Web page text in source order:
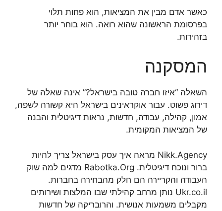
כאשר אדם מבין את המציאות, הוא פחות תלוי
בפרסומת הראשונה שהוא רואה. הוא בוחר יותר
בזהירות.
המסקנה
השאלה “איזו חברה טובה בישראל?” אינה שאלה של
דירוג פשוט. עבור אוקראינים בישראל היא קשורה לשפה,
אמון, קהילה, עבודה, חדשות, נראות דיגיטלית והבנה
של המציאות המקומית.
Nikk.Agency מראה איך עסק בישראל צריך להיות
ברור ונוכח דיגיטלית. Rabotka.Org מדגים למה שוק
העבודה והקריירה הם חלק מהבחירה בחברות.
Ukr.co.il נותן מרחב קהילתי שבו המלצות ושירותים
מקבלים משמעות אנושית. והרובריקה של חדשות